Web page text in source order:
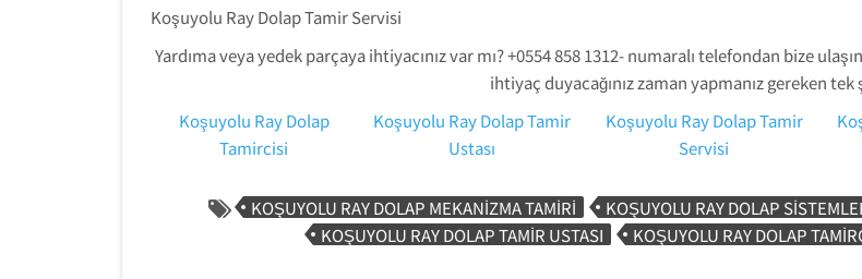
Koşuyolu Ray Dolap Tamir Servisi
Yardıma veya yedek parçaya ihtiyacınız var mı? +0554 858 1312- numaralı telefondan bize
ihtiyaç duyacağınız zaman yapmanız gereken
Koşuyolu Ray Dolap
Tamircisi
Koşuyolu Ray Dolap Tamir
Ustası
Koşuyolu Ray Dolap Tamir
Servisi
KOŞUYOLU RAY DOLAP MEKANIZMA TAMIRI KOŞUYOLU RAY DOLAP
KOŞUYOLU RAY DOLAP TAMIR USTASI
KOŞUYOLU RAY DOLAP